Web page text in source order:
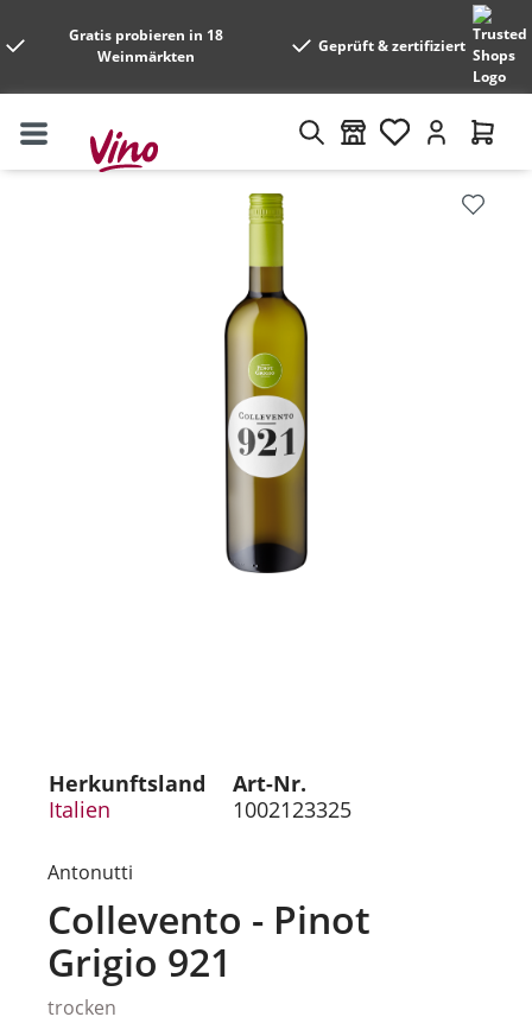
Gratis probieren in 18
Weinmärkten
Geprüft & zertifiziert
Bildergalerie überspringen
Herkunftsland
Italien
Art-Nr.
1002123325
Antonutti
Collevento - Pinot
Grigio 921
trocken